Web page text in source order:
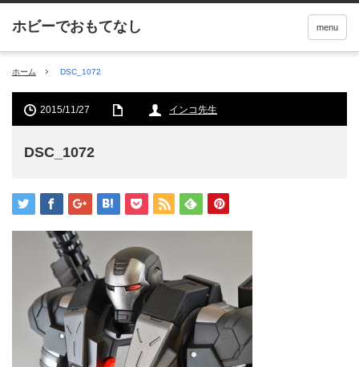
menu
ホーム DSC_1072
2015/11/27 インコ先生
DSC_1072